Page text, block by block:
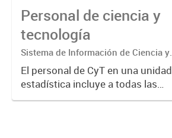
Personal de ciencia y
tecnología
Sistema de Información de Ciencia y
Tecnología Argentino (SICYTAR)
El personal de CyT en una unidad
estadística incluye a todas las
personas involucradas